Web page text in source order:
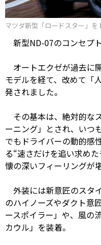
マツダ新型「ロードスター」を
新型ND-07のコンセプ
オートエクゼが過去に
モデルを経て、改めて「
発されました。
その基本は、絶対的な
ーニング」とされ、いつ
でもドライバーの動的感
る“速さだけを追い求め
懐の深いフィーリングが
外装には新意匠のスタ
のハイノーズやダクト意
ースポイラー」や、風の
カウル」を装着。